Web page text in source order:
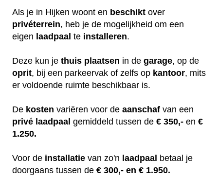
Als je in Hijken woont en beschikt over
privéterrein, heb je de mogelijkheid om een
eigen laadpaal te installeren.
Deze kun je thuis plaatsen in de garage, op de
oprit, bij een parkeervak of zelfs op kantoor, mits
er voldoende ruimte beschikbaar is.
De kosten variëren voor de aanschaf van een
privé laadpaal gemiddeld tussen de € 350,- en €
1.250.
Voor de installatie van zo'n laadpaal betaal je
doorgaans tussen de € 300,- en € 1.950.